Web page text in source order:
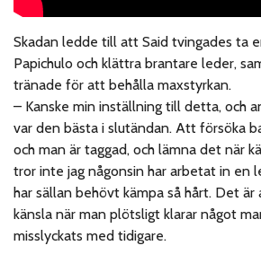
Skadan ledde till att Said tvingades ta
Papichulo och klättra brantare leder,
tränade för att behålla maxstyrkan.
– Kanske min inställning till detta, och
var den bästa i slutändan. Att försöka
och man är taggad, och lämna det när
tror inte jag någonsin har arbetat in en
har sällan behövt kämpa så hårt. Det är
känsla när man plötsligt klarar något
misslyckats med tidigare.